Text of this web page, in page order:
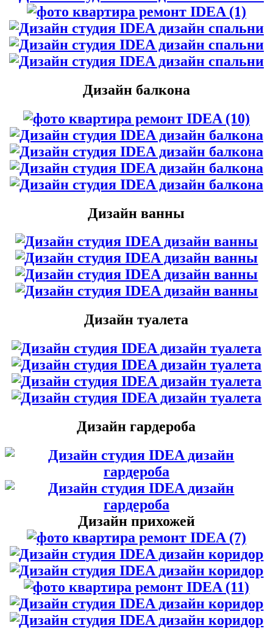
Дизайн балкона
Дизайн ванны
Дизайн туалета
Дизайн гардероба
Дизайн прихожей